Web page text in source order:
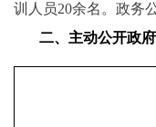
训人员20余名。政务
二、主动公开政